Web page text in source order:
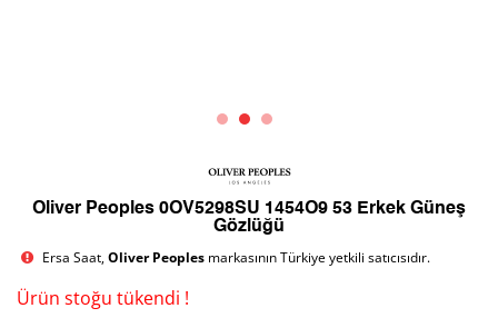
Oliver Peoples 0OV5298SU 1454O9 53 Erkek Güneş
Gözlüğü
Ersa Saat,Oliver Peoples markasının Türkiye yetkili satıcısıdır.
Ürün stoğu tükendi !